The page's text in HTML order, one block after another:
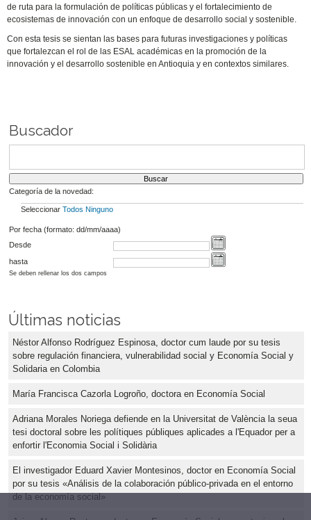
de ruta para la formulación de políticas públicas y el fortalecimiento de
ecosistemas de innovación con un enfoque de desarrollo social y sostenible.
Con esta tesis se sientan las bases para futuras investigaciones y políticas
que fortalezcan el rol de las ESAL académicas en la promoción de la
innovación y el desarrollo sostenible en Antioquia y en contextos similares.
Buscador
Categoría de la novedad:
Seleccionar Todos Ninguno
Por fecha (formato: dd/mm/aaaa)
Desde
hasta
Se deben rellenar los dos campos
Últimas noticias
Néstor Alfonso Rodríguez Espinosa, doctor cum laude por su tesis
sobre regulación financiera, vulnerabilidad social y Economía Social y
Solidaria en Colombia
María Francisca Cazorla Logroño, doctora en Economía Social
Adriana Morales Noriega defiende en la Universitat de València la seua
tesi doctoral sobre les polítiques públiques aplicades a l'Equador per a
enfortir l'Economia Social i Solidària
El investigador Eduard Xavier Montesinos, doctor en Economía Social
por su tesis «Análisis de la colaboración público-privada en el entorno
de la economía social»